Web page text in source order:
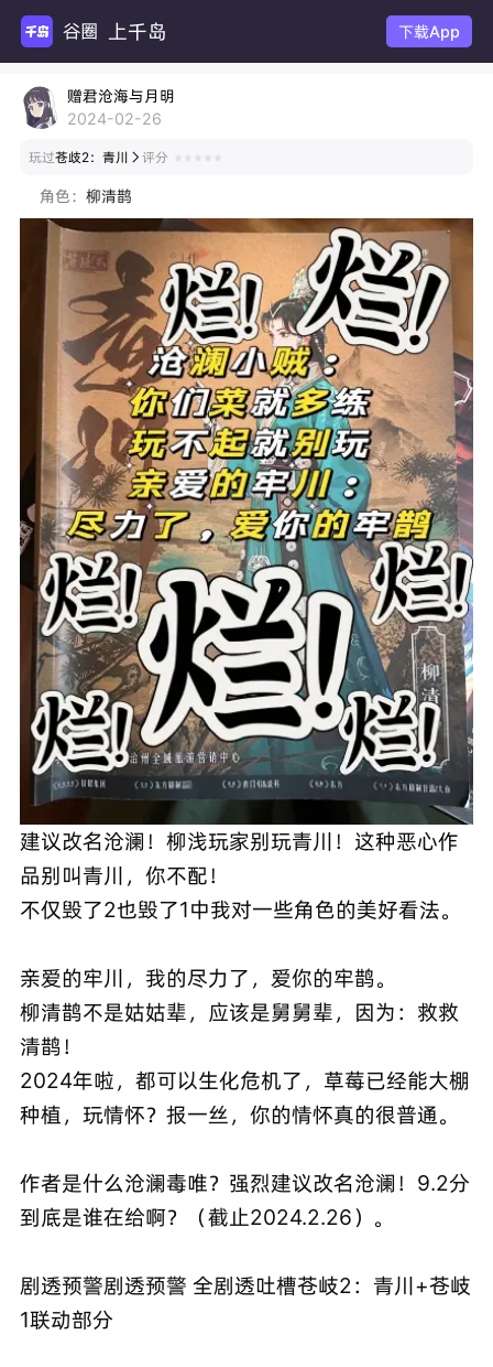
谷圈扩列 上千岛 下载App
赠君沧海与月明
2024-02-26
玩过苍歧2：青川  评分
角色： 柳清鹊
建议改名沧澜！柳浅玩家别玩青川！这种恶心作
品别叫青川，你不配！
不仅毁了2也毁了1中我对一些角色的美好看法。
亲爱的牢川，我的尽力了，爱你的牢鹊。
柳清鹊不是姑姑辈，应该是舅舅辈，因为：救救
清鹊！
2024年啦，都可以生化危机了，草莓已经能大棚
种植，玩情怀？报一丝，你的情怀真的很普通。
作者是什么沧澜毒唯？强烈建议改名沧澜！9.2分
到底是谁在给啊？（截止2024.2.26）。
剧透预警剧透预警 全剧透吐槽苍岐2：青川+苍岐
1联动部分